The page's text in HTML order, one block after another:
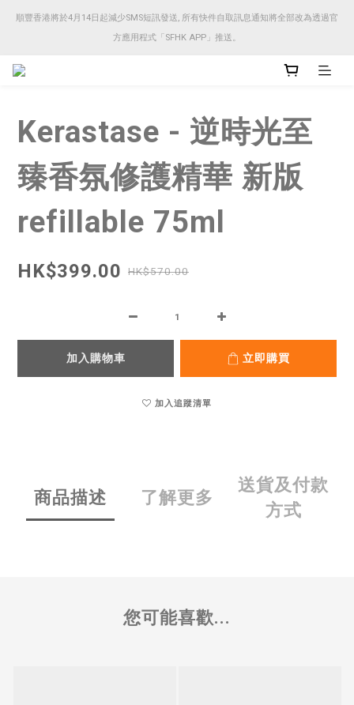
順豐香港將於4月14日起減少SMS短訊發送, 所有快件自取訊息通知將全部改為透過官
方應用程式「SFHK APP」推送。
順豐香港將於4月14日起減少SMS短訊發送, 所有快件自取訊息通知將全部改為透過官
方應用程式「SFHK APP」推送。
順豐香港將於4月14日起減少SMS短訊發送, 所有快件自取訊息通知將全部改為透過官
方應用程式「SFHK APP」推送。
Kerastase - 逆時光至
臻香氛修護精華 新版
refillable 75ml
HK$399.00 HK$570.00
加入購物車 立即購買
加入追蹤清單
商品描述 了解更多
送貨及付款
方式
您可能喜歡...